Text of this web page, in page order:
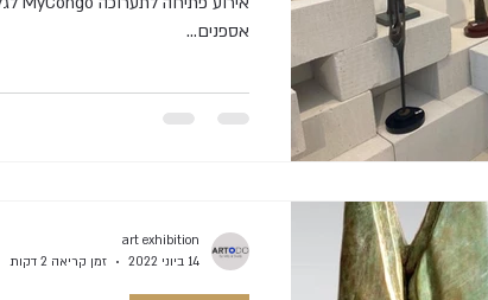
אספנים...
art exhibition
14 ביוני 2022
זמן קריאה 2 דקות